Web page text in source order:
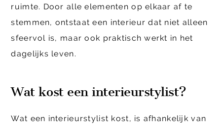
ruimte. Door alle elementen op elkaar af te
stemmen, ontstaat een interieur dat niet alleen
sfeervol is, maar ook praktisch werkt in het
dagelijks leven.
Wat kost een interieurstylist?
Wat een interieurstylist kost, is afhankelijk van